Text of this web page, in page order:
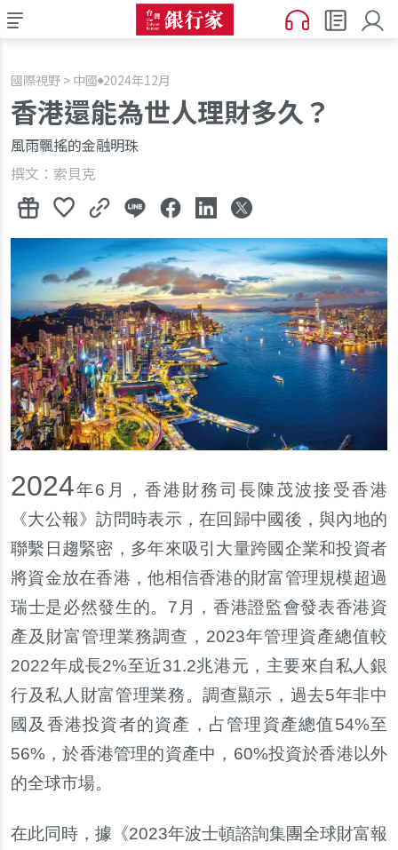
國際視野 > 中國 2024年12月
香港還能為世人理財多久？
風雨飄搖的金融明珠
撰文：索貝克
2024年6月，香港財務司長陳茂波接受香港
《大公報》訪問時表示，在回歸中國後，與內地的
聯繫日趨緊密，多年來吸引大量跨國企業和投資者
將資金放在香港，他相信香港的財富管理規模超過
瑞士是必然發生的。7月，香港證監會發表香港資
產及財富管理業務調查，2023年管理資產總值較
2022年成長2%至近31.2兆港元，主要來自私人銀
行及私人財富管理業務。調查顯示，過去5年非中
國及香港投資者的資產，占管理資產總值54%至
56%，於香港管理的資產中，60%投資於香港以外
的全球市場。
在此同時，據《2023年波士頓諮詢集團全球財富報